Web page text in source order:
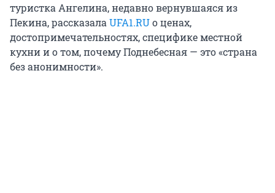
туристка Ангелина, недавно вернувшаяся из
Пекина, рассказалаUFA1.RUо ценах,
достопримечательностях, специфике местной
кухни и о том, почему Поднебесная — это «страна
без анонимности».